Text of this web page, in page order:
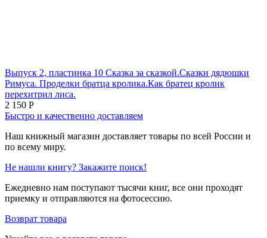
Выпуск 2, пластинка 10 Сказка за сказкой.Сказки дядюшки
Римуса. Проделки братца кролика.Как братец кролик
перехитрил лиса.
2 150 Р
Быстро и качественно доставляем
Наш книжный магазин доставляет товары по всей России и
по всему миру.
Не нашли книгу? Закажите поиск!
Ежедневно нам поступают тысячи книг, все они проходят
приемку и отправляются на фотосессию.
Возврат товара